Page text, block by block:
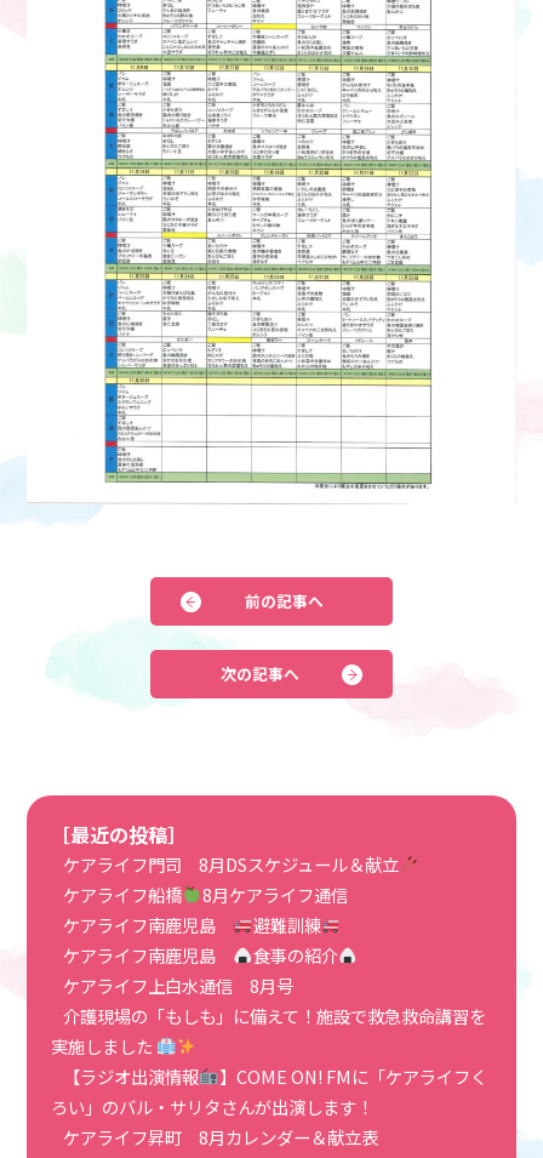
前の記事へ
次の記事へ
［最近の投稿］
ケアライフ門司 8月DSスケジュール＆献立
ケアライフ船橋
8月ケアライフ通信
ケアライフ南鹿児島
避難訓練
ケアライフ南鹿児島
食事の紹介
ケアライフ上白水通信 8月号
介護現場の「もしも」に備えて！施設で救急救命講習を
実施しました
【ラジオ出演情報
】COME ON! FMに「ケアライフく
ろい」のバル・サリタさんが出演します！
ケアライフ昇町 8月カレンダー＆献立表